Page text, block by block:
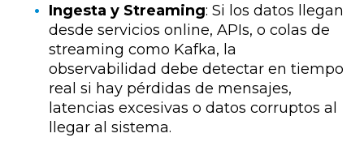
Ingesta y Streaming: Si los datos llegan
desde servicios online, APIs, o colas de
streaming como Kafka, la
observabilidad debe detectar en tiempo
real si hay pérdidas de mensajes,
latencias excesivas o datos corruptos al
llegar al sistema.